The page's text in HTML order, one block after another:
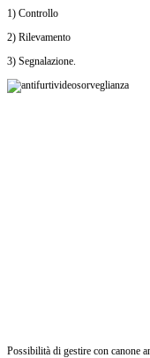
1) Controllo
2) Rilevamento
3) Segnalazione.
Possibilità di gestire con canone